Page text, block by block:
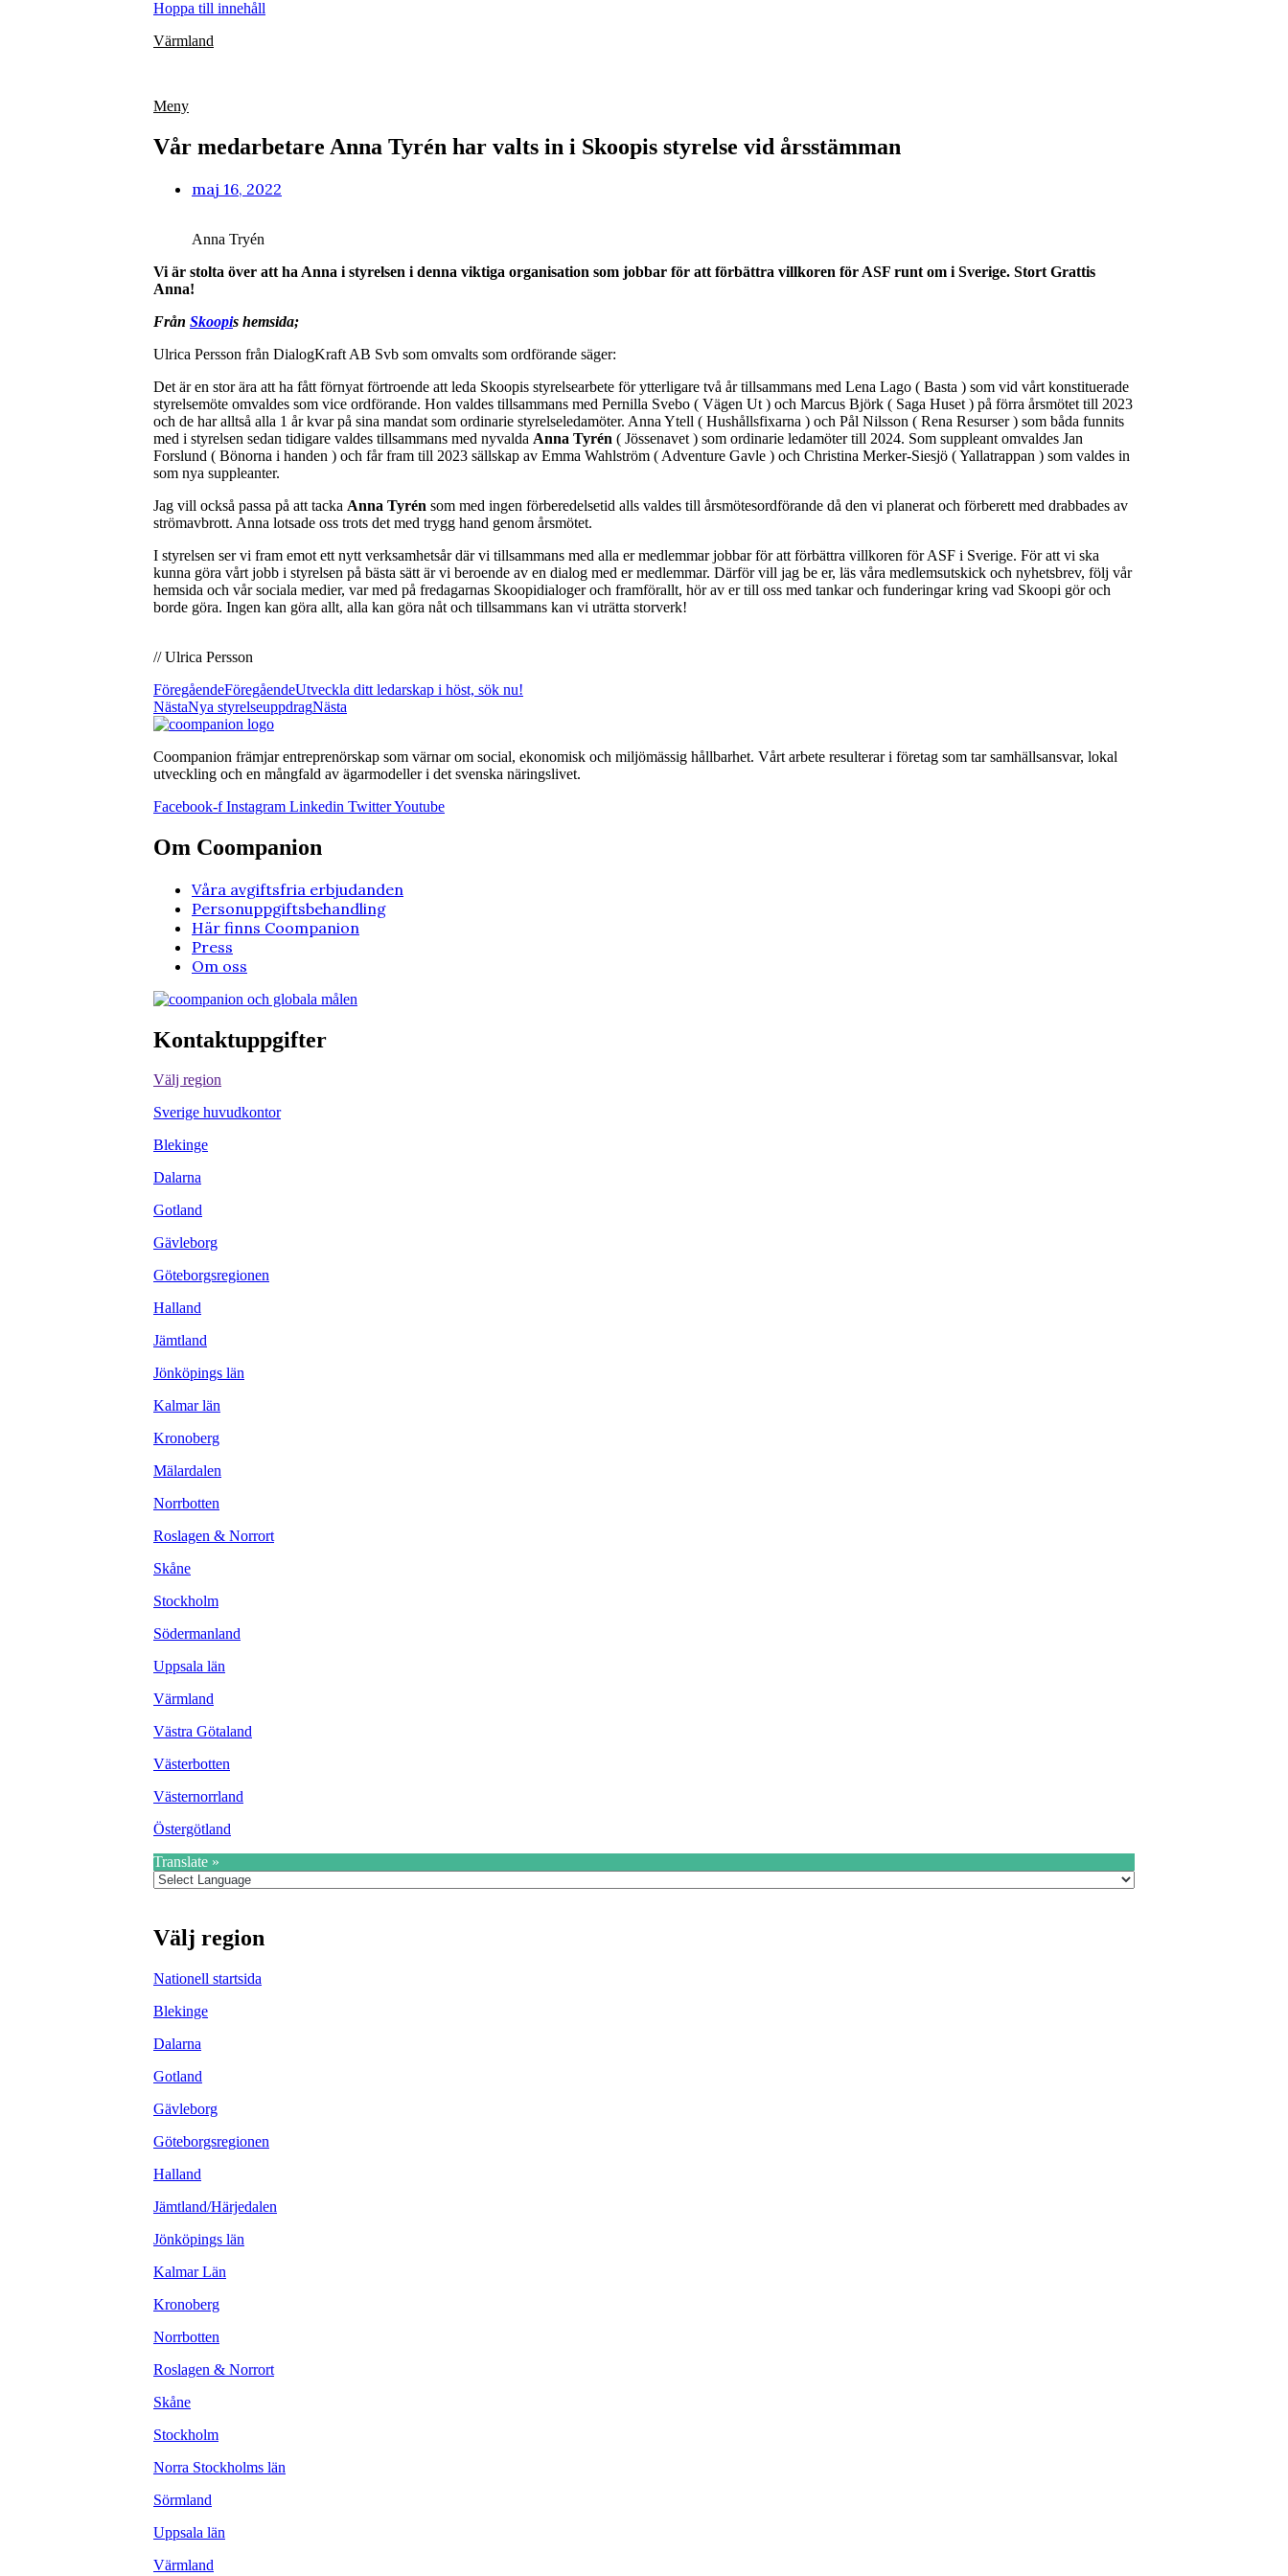
Hoppa till innehåll
Värmland
Meny
Vår medarbetare Anna Tyrén har valts in i Skoopis styrelse vid årsstämman
maj 16, 2022
Anna Tryén
Vi är stolta över att ha Anna i styrelsen i denna viktiga organisation som jobbar för att förbättra villkoren för ASF runt om i Sverige. Stort Grattis
Anna!
Från Skoopis hemsida;
Ulrica Persson från DialogKraft AB Svb som omvalts som ordförande säger:
Det är en stor ära att ha fått förnyat förtroende att leda Skoopis styrelsearbete för ytterligare två år tillsammans med Lena Lago ( Basta ) som vid vårt konstituerade
styrelsemöte omvaldes som vice ordförande. Hon valdes tillsammans med Pernilla Svebo ( Vägen Ut ) och Marcus Björk ( Saga Huset ) på förra årsmötet till 2023
och de har alltså alla 1 år kvar på sina mandat som ordinarie styrelseledamöter. Anna Ytell ( Hushållsfixarna ) och Pål Nilsson ( Rena Resurser ) som båda funnits
med i styrelsen sedan tidigare valdes tillsammans med nyvalda Anna Tyrén ( Jössenavet ) som ordinarie ledamöter till 2024. Som suppleant omvaldes Jan
Forslund ( Bönorna i handen ) och får fram till 2023 sällskap av Emma Wahlström ( Adventure Gavle ) och Christina Merker-Siesjö ( Yallatrappan ) som valdes in
som nya suppleanter.
Jag vill också passa på att tacka Anna Tyrén som med ingen förberedelsetid alls valdes till årsmötesordförande då den vi planerat och förberett med drabbades av
strömavbrott. Anna lotsade oss trots det med trygg hand genom årsmötet.
I styrelsen ser vi fram emot ett nytt verksamhetsår där vi tillsammans med alla er medlemmar jobbar för att förbättra villkoren för ASF i Sverige. För att vi ska
kunna göra vårt jobb i styrelsen på bästa sätt är vi beroende av en dialog med er medlemmar. Därför vill jag be er, läs våra medlemsutskick och nyhetsbrev, följ vår
hemsida och vår sociala medier, var med på fredagarnas Skoopidialoger och framförallt, hör av er till oss med tankar och funderingar kring vad Skoopi gör och
borde göra. Ingen kan göra allt, alla kan göra nåt och tillsammans kan vi uträtta storverk!
// Ulrica Persson
FöregåendeFöregåendeUtveckla ditt ledarskap i höst, sök nu!
NästaNya styrelseuppdragNästa
Coompanion främjar entreprenörskap som värnar om social, ekonomisk och miljömässig hållbarhet. Vårt arbete resulterar i företag som tar samhällsansvar, lokal
utveckling och en mångfald av ägarmodeller i det svenska näringslivet.
Facebook-f Instagram Linkedin TwitterYoutube
Om Coompanion
Våra avgiftsfria erbjudanden
Personuppgiftsbehandling
Här finns Coompanion
Press
Om oss
Kontaktuppgifter
Välj region
Sverige huvudkontor
Blekinge
Dalarna
Gotland
Gävleborg
Göteborgsregionen
Halland
Jämtland
Jönköpings län
Kalmar län
Kronoberg
Mälardalen
Norrbotten
Roslagen & Norrort
Skåne
Stockholm
Södermanland
Uppsala län
Värmland
Västra Götaland
Västerbotten
Västernorrland
Östergötland
Translate »
Välj region
Nationell startsida
Blekinge
Dalarna
Gotland
Gävleborg
Göteborgsregionen
Halland
Jämtland/Härjedalen
Jönköpings län
Kalmar Län
Kronoberg
Norrbotten
Roslagen & Norrort
Skåne
Stockholm
Norra Stockholms län
Sörmland
Uppsala län
Värmland